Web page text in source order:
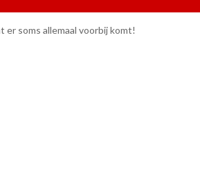
er soms allemaal voorbij komt!